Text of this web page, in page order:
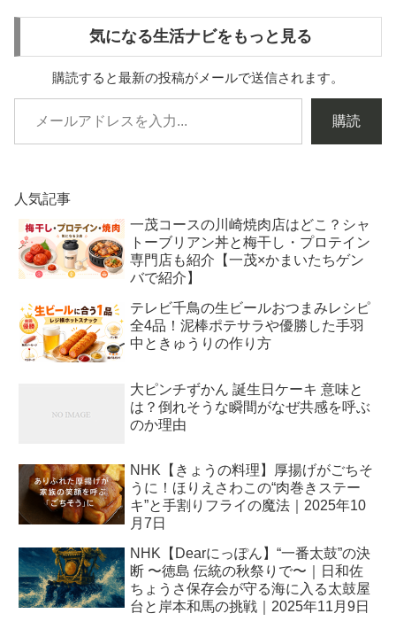
気になる生活ナビをもっと見る
購読すると最新の投稿がメールで送信されます。
購読
人気記事
一茂コースの川崎焼肉店はどこ？シャ
トーブリアン丼と梅干し・プロテイン
専門店も紹介【一茂×かまいたちゲン
バで紹介】
テレビ千鳥の生ビールおつまみレシピ
全4品！泥棒ポテサラや優勝した手羽
中ときゅうりの作り方
大ピンチずかん 誕生日ケーキ 意味と
は？倒れそうな瞬間がなぜ共感を呼ぶ
のか理由
NHK【きょうの料理】厚揚げがごちそ
うに！ほりえさわこの“肉巻きステー
キ”と手割りフライの魔法｜2025年10
月7日
NHK【Dearにっぽん】“一番太鼓”の決
断 〜徳島 伝統の秋祭りで〜｜日和佐
ちょうさ保存会が守る海に入る太鼓屋
台と岸本和馬の挑戦｜2025年11月9日